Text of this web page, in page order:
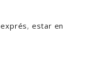
, estar en